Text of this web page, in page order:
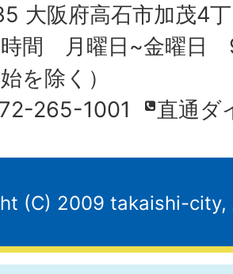
大阪府高石市加茂4丁
時間 月曜日~金曜日
を除く）
265-1001
直通ダ
(C) 2009 takaishi-city,